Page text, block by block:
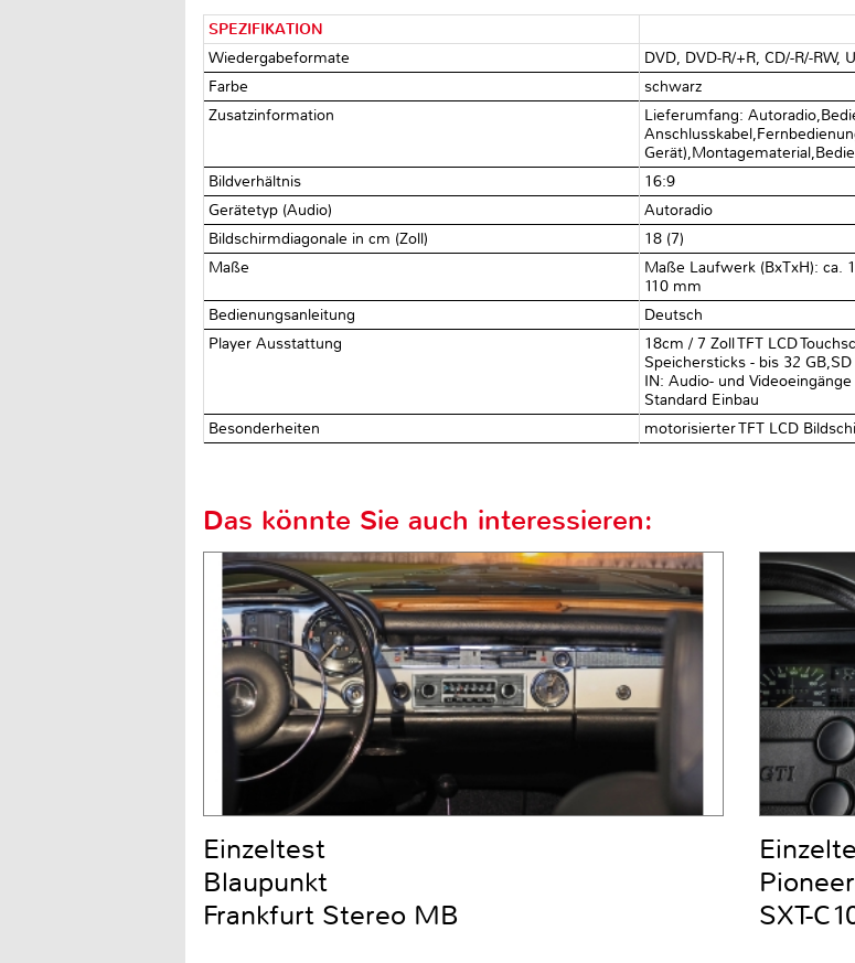
SPEZIFIKATION
Wiedergabeformate
DVD, DVD-R/+R, CD/-R/-
Farbe
schwarz
Zusatzinformation
Lieferumfang:
Bildverhältnis
16:9
Gerätetyp (Audio)
Autoradio
Bildschirmdiagonale in cm (Zoll)
18 (7)
Maße
Maße Laufwerk (BxTxH): ca.
110 mm
Bedienungsanleitung
Deutsch
Player Ausstattung
18cm / 7 Zoll TFT LCD
Speichersticks - bis 32
IN: Audio- und
Standard Einbau
Besonderheiten
motorisierter TFT LCD
Das könnte Sie auch interessieren:
Einzeltest
Blaupunkt
Frankfurt Stereo MB
Pioneer
SXT-